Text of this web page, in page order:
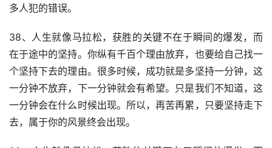
多人犯的错误。
38、人生就像马拉松，获胜的关键不在于瞬间的爆发，而
在于途中的坚持。你纵有千百个理由放弃，也要给自己找一
个坚持下去的理由。很多时候，成功就是多坚持一分钟，这
一分钟不放弃，下一分钟就会有希望。只是我们不知道，这
一分钟会在什么时候出现。所以，再苦再累，只要坚持走下
去，属于你的风景终会出现。